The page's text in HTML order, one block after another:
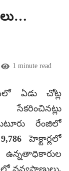
1 minute read
ఏడు చోట్ల
రేంజిలో
హెక్టార్లలో
ఉన్నతాధికారుల